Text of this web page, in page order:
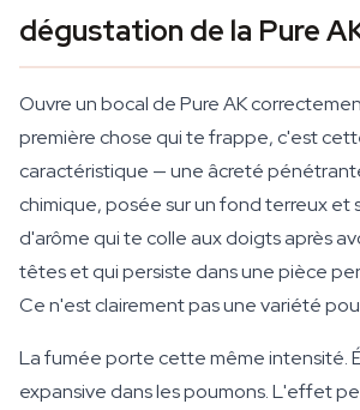
dégustation de la Pure
Ouvre un bocal de Pure AK
première chose qui te frappe, c'est
caractéristique — une âcreté
chimique, posée sur un fond terreux et
d'arôme qui te colle aux doigts après
têtes et qui persiste dans une pièce
Ce n'est clairement pas une variété
La fumée porte cette même intensité.
expansive dans les poumons. L'effet